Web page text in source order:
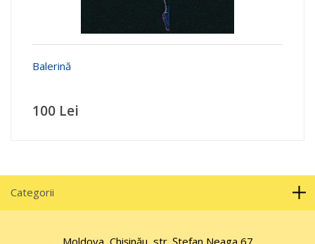
Balerină
100 Lei
Categorii
Moldova, Chișinău, str. Ştefan Neaga 67